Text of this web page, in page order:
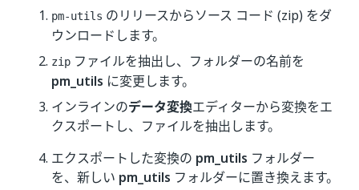
pm-utils のリリースからソース コード (zip) をダ
ウンロードします。
zip ファイルを抽出し、フォルダーの名前を
pm_utils に変更します。
インラインのデータ変換エディターから変換をエ
クスポートし、ファイルを抽出します。
エクスポートした変換の pm_utils フォルダー
を、新しい pm_utils フォルダーに置き換えます。